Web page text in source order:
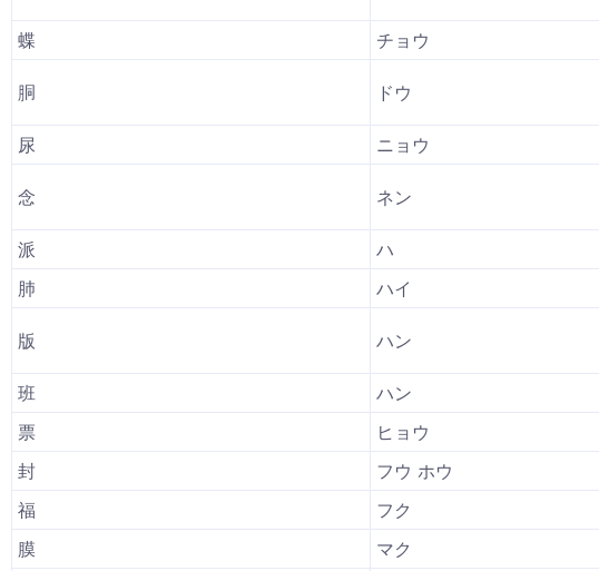
蝶
チョウ
胴 ドウ
尿
ニョウ
念 ネン
派
ハ
肺
ハイ
版 ハン
班
ハン
票
ヒョウ
封
フウ ホウ
福
フク
膜
マク